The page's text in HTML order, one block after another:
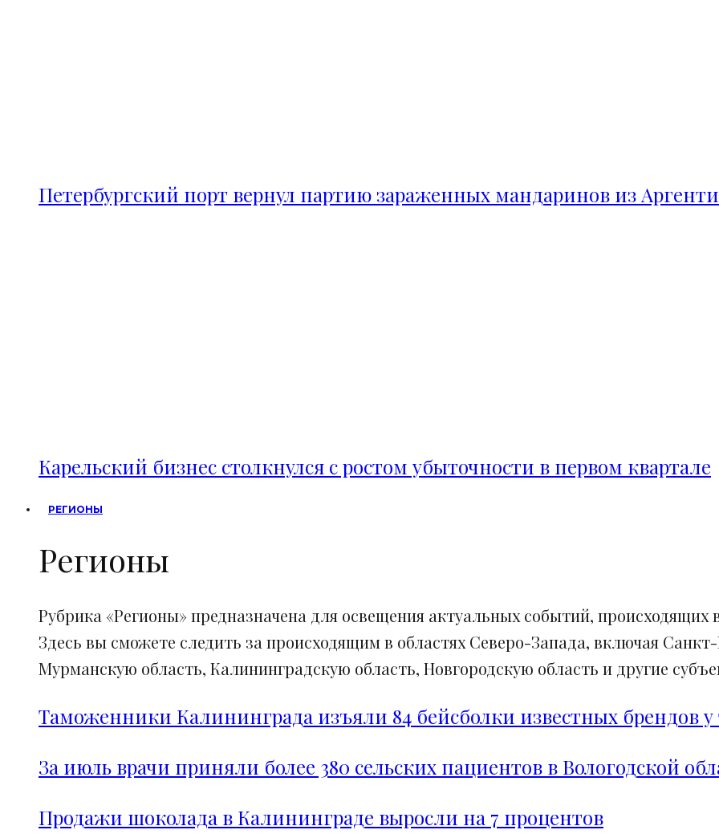
Петербургский порт вернул партию зараженных мандаринов из
Карельский бизнес столкнулся с ростом убыточности в первом квартале
РЕГИОНЫ
Регионы
Рубрика «Регионы» предназначена для освещения актуальных событий, происходящих
Здесь вы сможете следить за происходящим в областях Северо-Запада, включая
Мурманскую область, Калининградскую область, Новгородскую область и другие
Таможенники Калининграда изъяли 84 бейсболки известных брендов у
За июль врачи приняли более 380 сельских пациентов в Вологодской
Продажи шоколада в Калининграде выросли на 7 процентов